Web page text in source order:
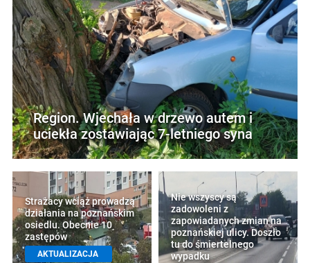
Region. Wjechała w drzewo autem i
uciekła zostawiając 7-letniego syna
Strażacy wciąż prowadzą
działania na poznańskim
osiedlu. Obecnie 10
zastępów
AKTUALIZACJA
Nie wszyscy są
zadowoleni z
zapowiadanych zmian na
poznańskiej ulicy. Doszło
tu do śmiertelnego
wypadku